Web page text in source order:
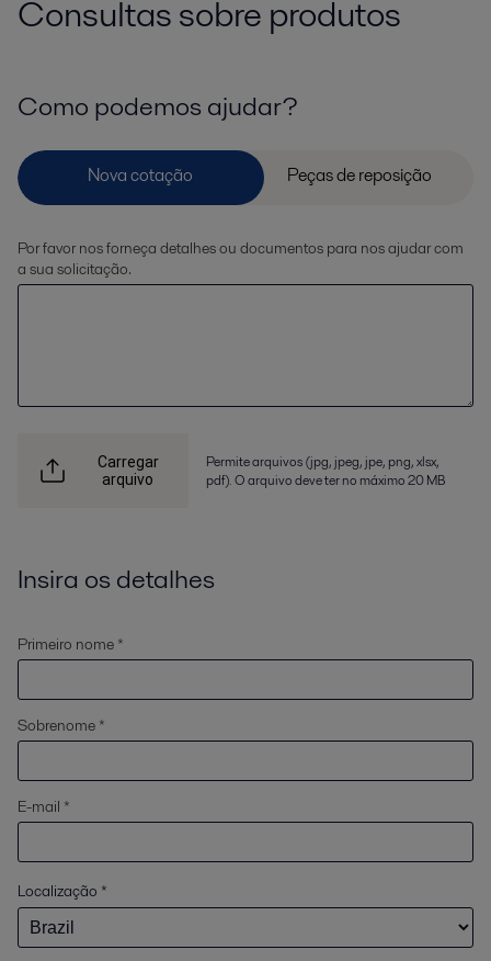
Consultas sobre produtos
Como podemos ajudar?
Por favor nos forneça detalhes ou documentos para nos ajudar com
a sua solicitação.
Carregar
arquivo
Permite arquivos (jpg, jpeg, jpe, png, xlsx,
pdf). O arquivo deve ter no máximo 20 MB
Insira os detalhes
Primeiro nome *
Sobrenome *
E-mail *
Localização *